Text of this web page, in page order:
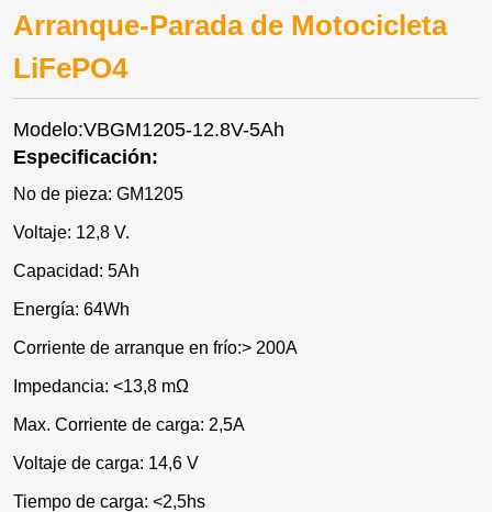
Arranque-Parada de Motocicleta
LiFePO4
Modelo:VBGM1205-12.8V-5Ah
Especificación:
No de pieza: GM1205
Voltaje: 12,8 V.
Capacidad: 5Ah
Energía: 64Wh
Corriente de arranque en frío:> 200A
Impedancia: <13,8 mΩ
Max. Corriente de carga: 2,5A
Voltaje de carga: 14,6 V
Tiempo de carga: <2,5hs